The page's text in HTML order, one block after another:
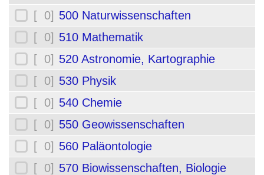
[ 0] 500 Naturwissenschaften
[ 0] 510 Mathematik
[ 0] 520 Astronomie, Kartographie
[ 0] 530 Physik
[ 0] 540 Chemie
[ 0] 550 Geowissenschaften
[ 0] 560 Paläontologie
[ 0] 570 Biowissenschaften, Biologie